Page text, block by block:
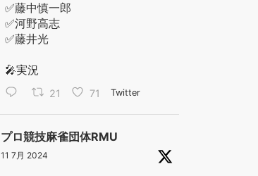
✅藤中慎一郎
✅河野高志
✅藤井光
🎤実況
21 71 Twitter
プロ競技麻雀団体RMU
11 7月 2024